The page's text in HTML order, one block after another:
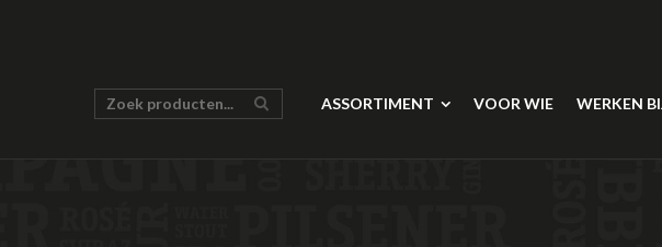
ASSORTIMENT VOOR WIE WERKEN